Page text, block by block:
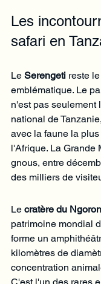
Les
safari en
Le Serengeti reste
emblématique. Le
n'est pas seulement
national de
avec la faune la
l'Afrique. La Grande
gnous, entre
des milliers de
Le cratère du
patrimoine mondial
forme un
kilomètres de
concentration